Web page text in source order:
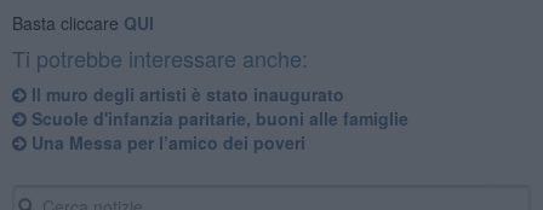
Basta cliccare QUI
Ti potrebbe interessare anche:
Il muro degli artisti è stato inaugurato
Scuole d'infanzia paritarie, buoni alle famiglie
Una Messa per l’amico dei poveri